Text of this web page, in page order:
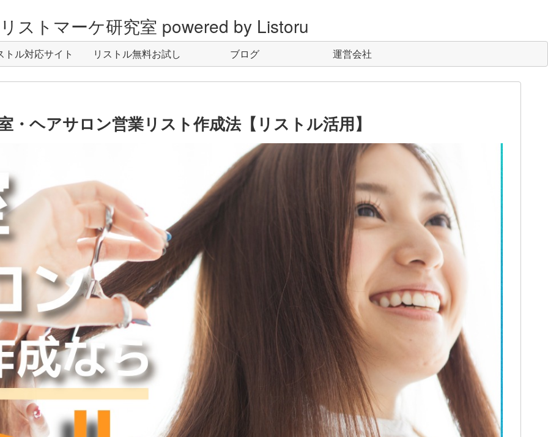
ストマーケ研究室 powered by Listoru
トル対応サイト リストル無料お試し ブログ 運営会社
・ヘアサロン営業リスト作成法【リストル活用】